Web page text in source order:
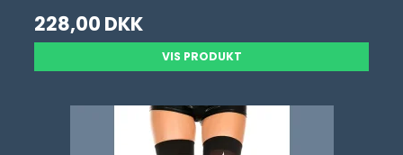
228,00 DKK
VIS PRODUKT